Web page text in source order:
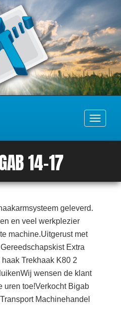
Toggle
14-17
geleverd.
en veel werkplezier
machine.Uitgerust met
Extra
Trekhaak K80 2
wensen de klant
uren toe!Verkocht Bigab
Machinehandel